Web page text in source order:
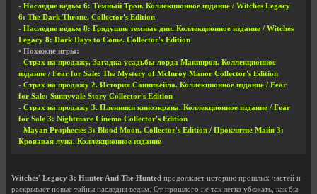
- Наследие ведьм 6: Темный Трон. Коллекционное издание / Witches Legacy
6: The Dark Throne. Collector's Edition
- Наследие ведьм 8: Грядущие темные дни. Коллекционное издание / Witches
Legacy 8: Dark Days to Come. Collector's Edition
• Похожие игры:
- Страх на продажу. Загадка усадьбы лорда Макинроя. Коллекционное
издание / Fear for Sale: The Mystery of McInroy Manor Collector's Edition
- Страх на продажу 2. История Саннивейла. Коллекционное издание / Fear
for Sale: Sunnyvale Story Collector's Edition
- Страх на продажу 3. Пленники киноэкрана. Коллекционное издание / Fear
for Sale 3: Nightmare Cinema Collector's Edition
- Mayan Prophecies 3: Blood Moon. Collector's Edition / Проклятие Майя 3:
Кровавая луна. Коллекционное издание
Witches' Legacy 3: Hunter And The Hunted продолжает историю прошлых частей и
раскрывает новые тайны наследия ведьм. От прошлого не так легко убежать, как бы